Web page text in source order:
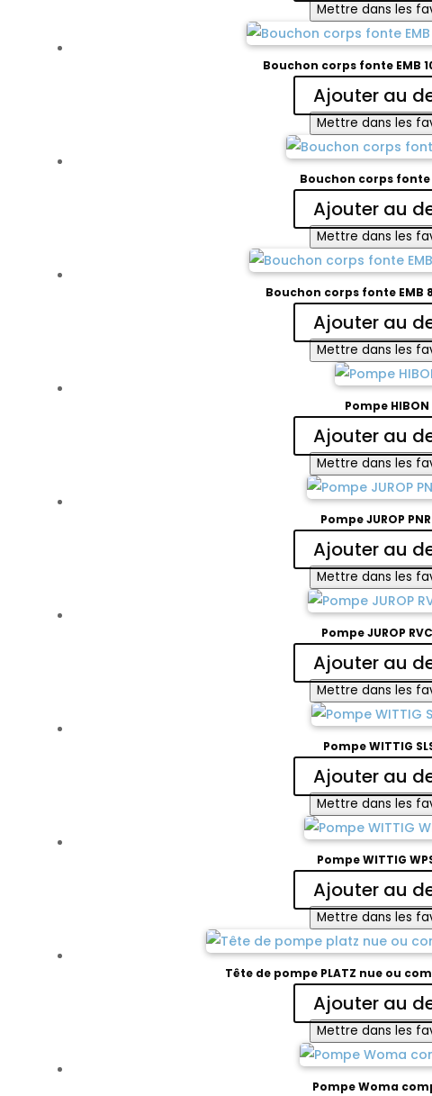
Mettre dans les
Bouchon corps fonte EMB
Ajouter au
Mettre dans les
Bouchon corps fonte
Ajouter au
Mettre dans les
Bouchon corps fonte EMB
Ajouter au
Mettre dans les
Pompe HIBON
Ajouter au
Mettre dans les
Pompe JUROP
Ajouter au
Mettre dans les
Pompe JUROP
Ajouter au
Mettre dans les
Pompe WITTIG
Ajouter au
Mettre dans les
Pompe WITTIG
Ajouter au
Mettre dans les
Tête de pompe PLATZ nue ou
Ajouter au
Mettre dans les
Pompe Woma